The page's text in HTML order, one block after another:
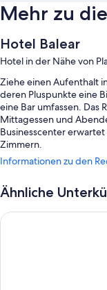
Mehr zu
Hotel Balear
Hotel in der Nähe von
Ziehe einen Aufenthalt
deren Pluspunkte eine
eine Bar umfassen. Das
Mittagessen und
Businesscenter
Zimmern.
Weitere Extras sind:
Mehrsprachiges
Zeitungen
Informationen zu den
Ähnliche
BG Hotel Java